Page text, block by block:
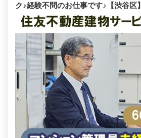
ク♪経験不問のお仕事です♪【渋谷区】